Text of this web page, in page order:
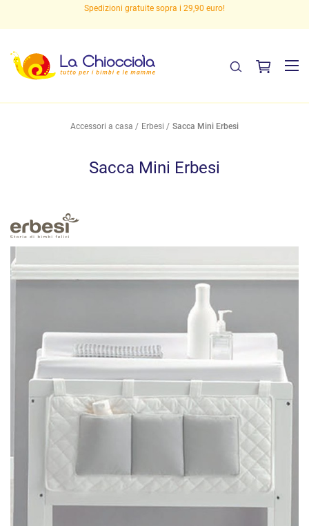
Spedizioni gratuite sopra i 29,90 euro!
Accessori a casa Erbesi Sacca Mini Erbesi
Sacca Mini Erbesi